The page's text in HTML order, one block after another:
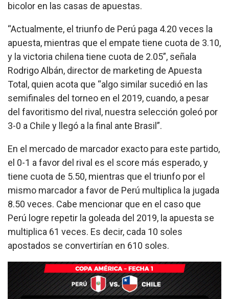
bicolor en las casas de apuestas.
“Actualmente, el triunfo de Perú paga 4.20 veces la
apuesta, mientras que el empate tiene cuota de 3.10,
y la victoria chilena tiene cuota de 2.05”, señala
Rodrigo Albán, director de marketing de Apuesta
Total, quien acota que “algo similar sucedió en las
semifinales del torneo en el 2019, cuando, a pesar
del favoritismo del rival, nuestra selección goleó por
3-0 a Chile y llegó a la final ante Brasil”.
En el mercado de marcador exacto para este partido,
el 0-1 a favor del rival es el score más esperado, y
tiene cuota de 5.50, mientras que el triunfo por el
mismo marcador a favor de Perú multiplica la jugada
8.50 veces. Cabe mencionar que en el caso que
Perú logre repetir la goleada del 2019, la apuesta se
multiplica 61 veces. Es decir, cada 10 soles
apostados se convertirían en 610 soles.